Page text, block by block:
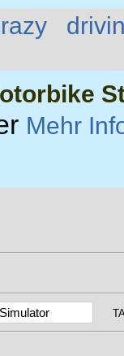
Mehr